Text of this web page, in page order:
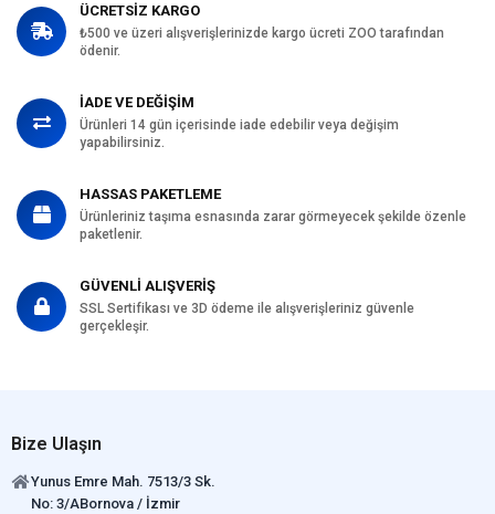
ÜCRETSİZ KARGO
₺500 ve üzeri alışverişlerinizde kargo ücreti ZOO tarafından
ödenir.
İADE VE DEĞİŞİM
Ürünleri 14 gün içerisinde iade edebilir veya değişim
yapabilirsiniz.
HASSAS PAKETLEME
Ürünleriniz taşıma esnasında zarar görmeyecek şekilde özenle
paketlenir.
GÜVENLİ ALIŞVERİŞ
SSL Sertifikası ve 3D ödeme ile alışverişleriniz güvenle
gerçekleşir.
Bize Ulaşın
Yunus Emre Mah. 7513/3 Sk.
No: 3/ABornova / İzmir